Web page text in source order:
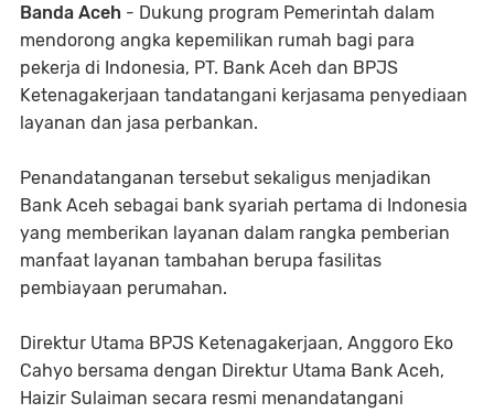
Banda Aceh - Dukung program Pemerintah dalam
mendorong angka kepemilikan rumah bagi para
pekerja di Indonesia, PT. Bank Aceh dan BPJS
Ketenagakerjaan tandatangani kerjasama penyediaan
layanan dan jasa perbankan.
Penandatanganan tersebut sekaligus menjadikan
Bank Aceh sebagai bank syariah pertama di Indonesia
yang memberikan layanan dalam rangka pemberian
manfaat layanan tambahan berupa fasilitas
pembiayaan perumahan.
Direktur Utama BPJS Ketenagakerjaan, Anggoro Eko
Cahyo bersama dengan Direktur Utama Bank Aceh,
Haizir Sulaiman secara resmi menandatangani